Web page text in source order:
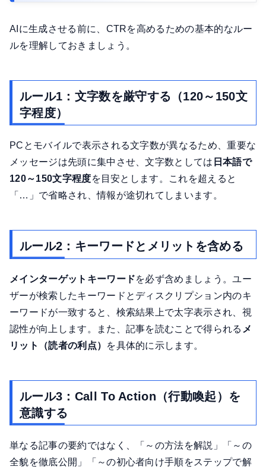
AIに生成させる前に、CTRを高めるための基本的なルー
ルを理解しておきましょう。
ルール1：文字数を厳守する（120～150文
字程度）
PCとモバイルで表示される文字数が異なるため、重要な
メッセージは先頭に集中させ、文字数としては 日本語で
120～150文字程度を目安とします。これを超えると
「…」で省略され、情報が途切れてしまいます。
ルール2：キーワードとメリットを含める
メインターゲットキーワードを必ず含めましょう。ユー
ザーが検索したキーワードとディスクリプション内のキ
ーワードが一致すると、検索結果上で太字表示され、視
認性が向上します。また、記事を読むことで得られる メ
リット（読者の利点）
を具体的に示します。
ルール3：Call To Action（行動喚起）を
意識する
単なる記事の要約ではなく、「～の方法を解説」「～の
全貌を徹底公開」「～の初心者向け手順をステップで解